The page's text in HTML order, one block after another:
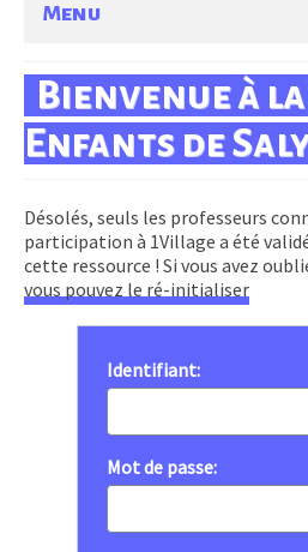
Menu
Bienvenue à
Enfants de
Désolés, seuls les professeurs
participation à 1Village a été
cette ressource ! Si vous avez
vous pouvez le ré-initialiser
Identifiant:
Mot de passe: